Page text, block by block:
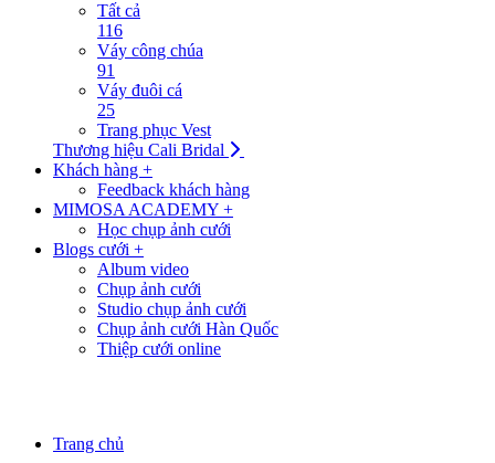
Tất cả
116
Váy công chúa
91
Váy đuôi cá
25
Trang phục Vest
Thương hiệu Cali Bridal
Khách hàng +
Feedback khách hàng
MIMOSA ACADEMY +
Học chụp ảnh cưới
Blogs cưới +
Album video
Chụp ảnh cưới
Studio chụp ảnh cưới
Chụp ảnh cưới Hàn Quốc
Thiệp cưới online
Trang chủ